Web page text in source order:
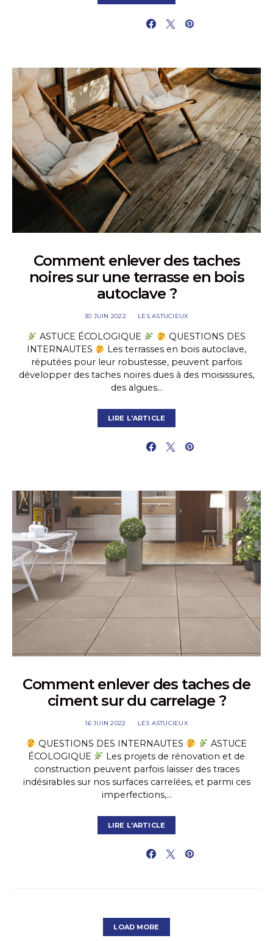
Comment enlever des taches
noires sur une terrasse en bois
autoclave ?
30 JUIN 2022 LES ASTUCIEUX
ASTUCE ÉCOLOGIQUE
QUESTIONS DES
INTERNAUTES
Les terrasses en bois autoclave,
réputées pour leur robustesse, peuvent parfois
développer des taches noires dues à des moisissures,
des algues…
LIRE L'ARTICLE
Comment enlever des taches de
ciment sur du carrelage ?
16 JUIN 2022 LES ASTUCIEUX
QUESTIONS DES INTERNAUTES
ASTUCE
ÉCOLOGIQUE
Les projets de rénovation et de
construction peuvent parfois laisser des traces
indésirables sur nos surfaces carrelées, et parmi ces
imperfections,…
LIRE L'ARTICLE
LOAD MORE